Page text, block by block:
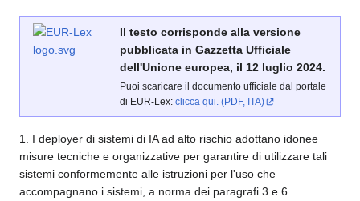
Il testo corrisponde alla versione
pubblicata in Gazzetta Ufficiale
dell'Unione europea, il 12 luglio 2024.
Puoi scaricare il documento ufficiale dal portale
di EUR-Lex: clicca qui. (PDF, ITA)
1. I deployer di sistemi di IA ad alto rischio adottano idonee
misure tecniche e organizzative per garantire di utilizzare tali
sistemi conformemente alle istruzioni per l'uso che
accompagnano i sistemi, a norma dei paragrafi 3 e 6.